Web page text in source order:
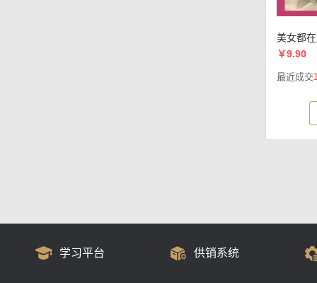
美女都
￥9.90
最近成交
学习平台 供销系统